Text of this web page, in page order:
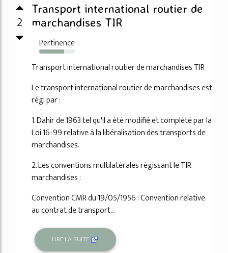
2
Transport international routier de
marchandises TIR
Pertinence
70%
Transport international routier de marchandises TIR
Le transport international routier de marchandises est
régi par :
1. Dahir de 1963 tel qu'il a été modifié et complété par la
Loi 16-99 relative à la libéralisation des transports de
marchandises.
2. Les conventions multilatérales régissant le TIR
marchandises :
Convention CMR du 19/05/1956 : Convention relative
au contrat de transport...
LIRE LA SUITE